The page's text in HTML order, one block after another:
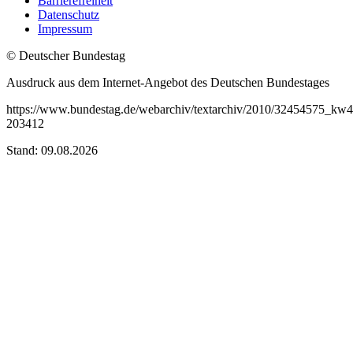
Datenschutz
Impressum
© Deutscher Bundestag
Ausdruck aus dem Internet-Angebot des Deutschen Bundestages
https://www.bundestag.de/webarchiv/textarchiv/2010/
203412
Stand: 09.08.2026